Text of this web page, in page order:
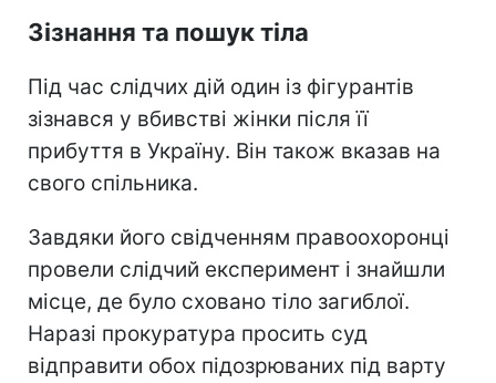
Зізнання та пошук тіла
Під час слідчих дій один із фігурантів
зізнався у вбивстві жінки після її
прибуття в Україну. Він також вказав на
свого спільника.
Завдяки його свідченням правоохоронці
провели слідчий експеримент і знайшли
місце, де було сховано тіло загиблої.
Наразі прокуратура просить суд
відправити обох підозрюваних під варту